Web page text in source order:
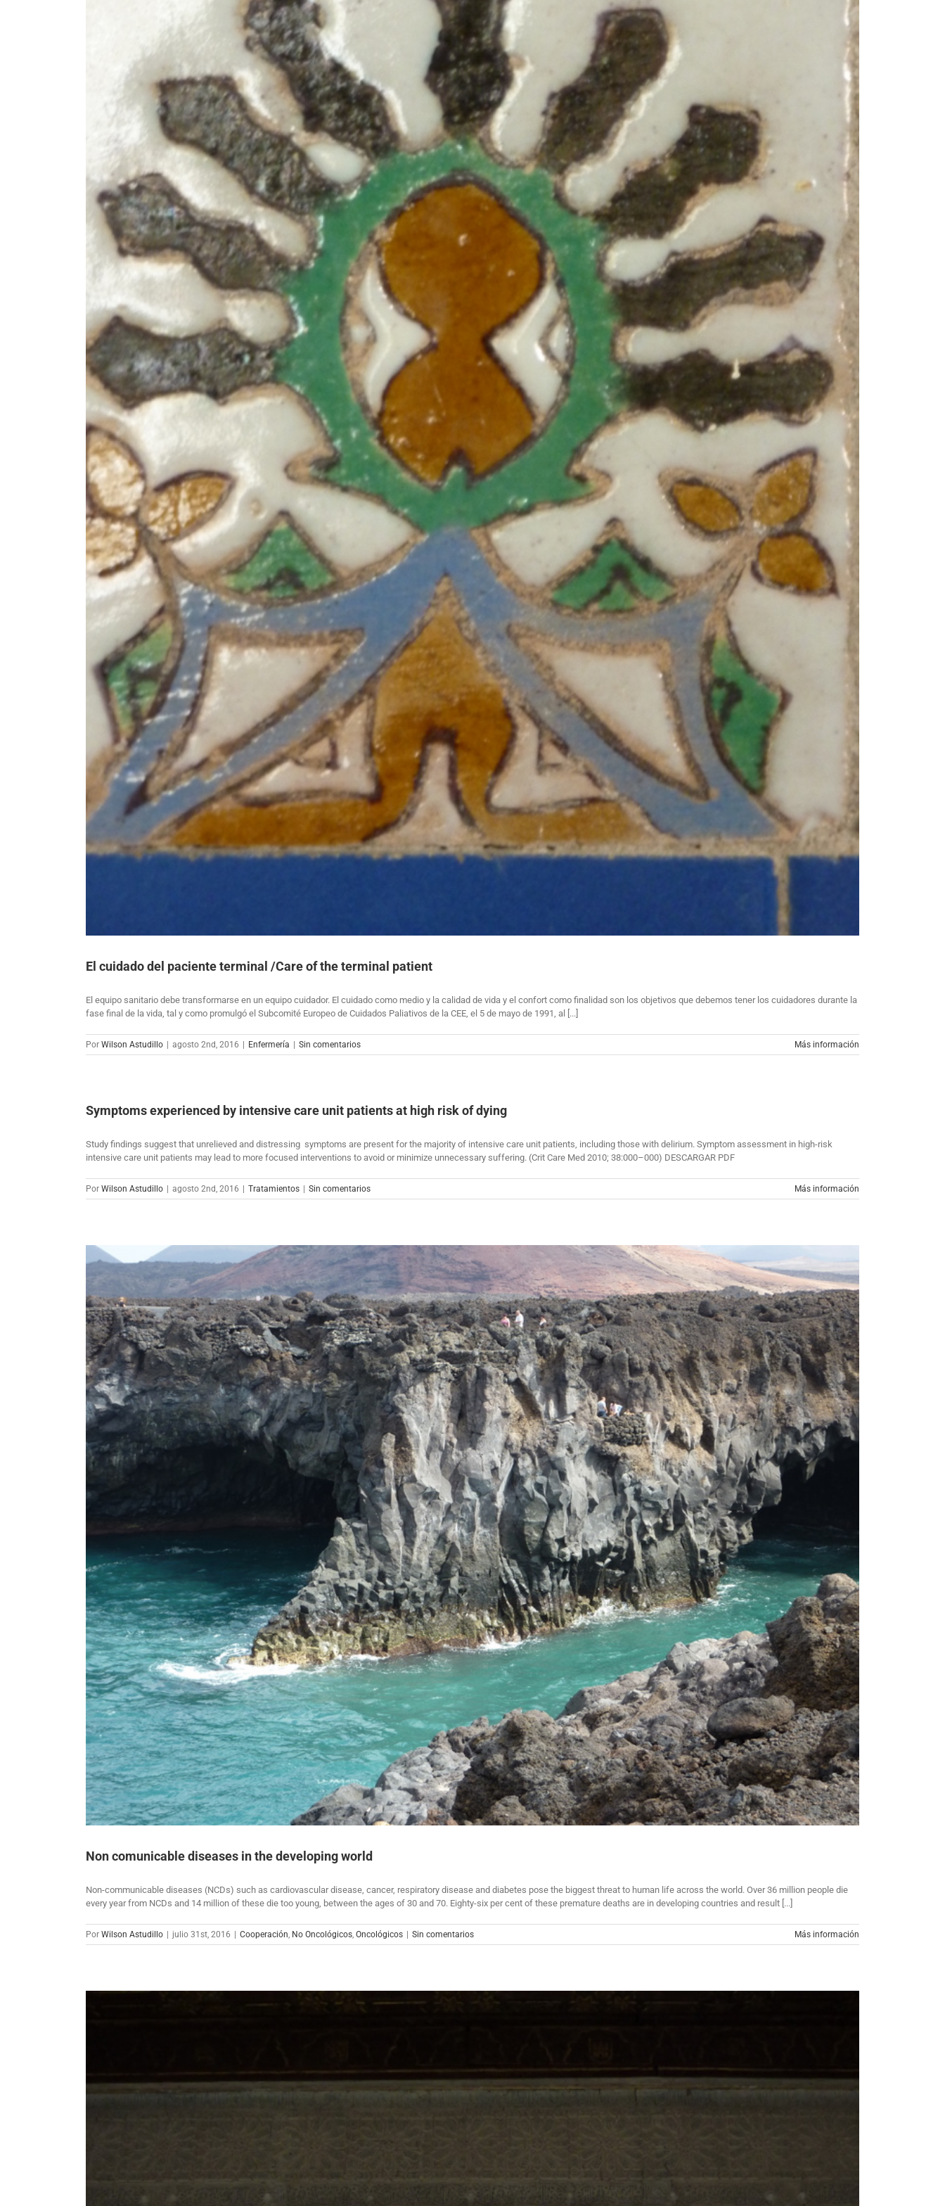
El cuidado del paciente terminal /Care of the terminal patient
El equipo sanitario debe transformarse en un equipo cuidador. El cuidado como medio y la calidad de vida y el confort como finalidad son los objetivos que debemos tener los cuidadores durante la
fase final de la vida, tal y como promulgó el Subcomité Europeo de Cuidados Paliativos de la CEE, el 5 de mayo de 1991, al [...]
Por Wilson Astudillo agosto 2nd, 2016 Enfermería Sin comentarios Más información
Symptoms experienced by intensive care unit patients at high risk of dying
Study findings suggest that unrelieved and distressing symptoms are present for the majority of intensive care unit patients, including those with delirium. Symptom assessment in high-risk
intensive care unit patients may lead to more focused interventions to avoid or minimize unnecessary suffering. (Crit Care Med 2010; 38:000–000) DESCARGAR PDF
Por Wilson Astudillo agosto 2nd, 2016 Tratamientos Sin comentarios Más información
Non comunicable diseases in the developing world
Non-communicable diseases (NCDs) such as cardiovascular disease, cancer, respiratory disease and diabetes pose the biggest threat to human life across the world. Over 36 million people die
every year from NCDs and 14 million of these die too young, between the ages of 30 and 70. Eighty-six per cent of these premature deaths are in developing countries and result [...]
Por Wilson Astudillo julio 31st, 2016 Cooperación, No Oncológicos, Oncológicos Sin comentarios Más información